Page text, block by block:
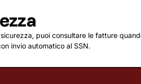
puoi consultare le fatture
invio automatico al SSN.